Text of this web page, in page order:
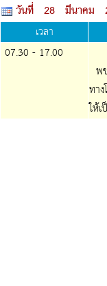
วันที่ 28 มีนาคม
เวลา
07.30 - 17.00
พ
ทา
ให้